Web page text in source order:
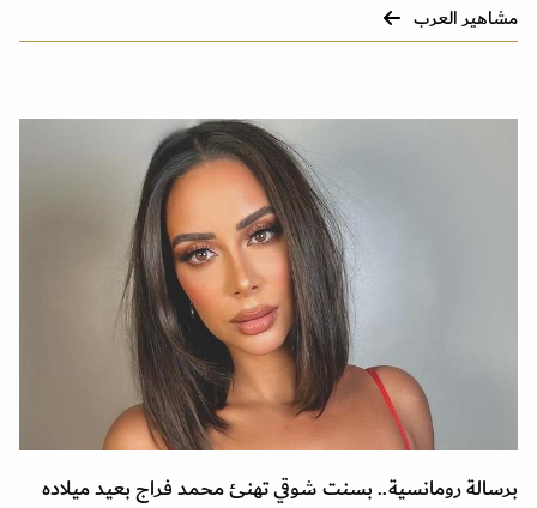
مشاهير العرب
برسالة رومانسية.. بسنت شوقي تهنئ محمد فراج بعيد ميلاده